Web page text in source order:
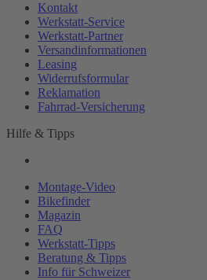
Kontakt
Werkstatt-Service
Werkstatt-Partner
Versandinformationen
Leasing
Widerrufsformular
Reklamation
Fahrrad-Versicherung
Hilfe & Tipps
Montage-Video
Bikefinder
Magazin
FAQ
Werkstatt-Tipps
Beratung & Tipps
Info für Schweizer